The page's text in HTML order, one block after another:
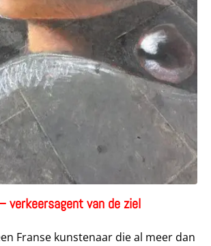
verkeersagent van de ziel
Franse kunstenaar die al meer dan